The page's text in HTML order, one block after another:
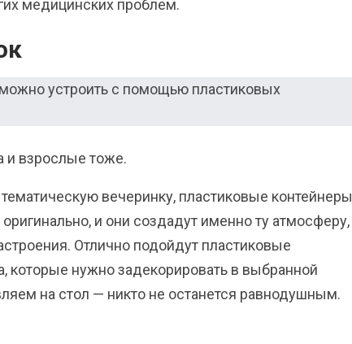
медицинских проблем.
и взрослые тоже.
вечеринку, пластиковые контейнеры
и они создадут именно ту атмосферу,
Отлично подойдут пластиковые
которые нужно задекорировать в выбранной
на стол — никто не останется равнодушным.